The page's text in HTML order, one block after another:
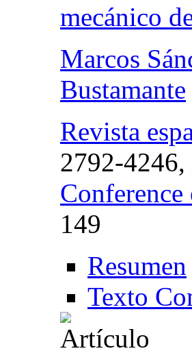
mecánico
Marcos
Bustamante
Revista
2792-4246,
149
Resumen
Texto